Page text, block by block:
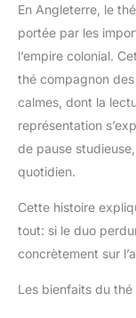
En Angleterre, le
portée par les
l’empire colonial.
thé compagnon
calmes, dont la
représentation
de pause
quotidien.
Cette histoire
tout: si le duo
concrètement sur
Les bienfaits du